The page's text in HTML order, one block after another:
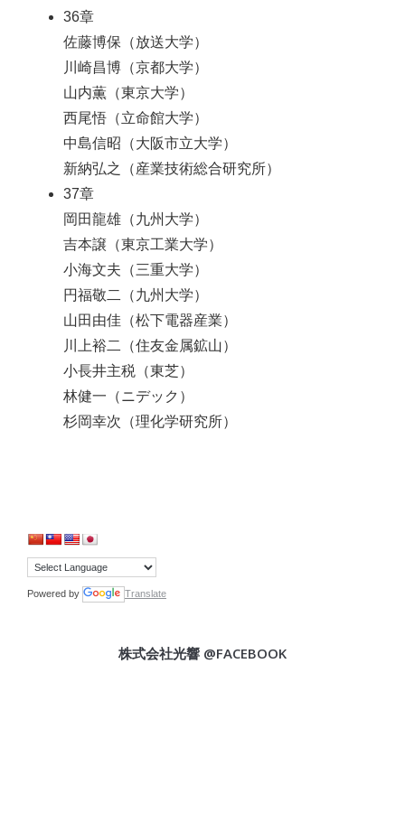
36章
佐藤博保（放送大学）
川崎昌博（京都大学）
山内薫（東京大学）
西尾悟（立命館大学）
中島信昭（大阪市立大学）
新納弘之（産業技術総合研究所）
37章
岡田龍雄（九州大学）
吉本譲（東京工業大学）
小海文夫（三重大学）
円福敬二（九州大学）
山田由佳（松下電器産業）
川上裕二（住友金属鉱山）
小長井主税（東芝）
林健一（ニデック）
杉岡幸次（理化学研究所）
Powered by Translate
株式会社光響 @FACEBOOK